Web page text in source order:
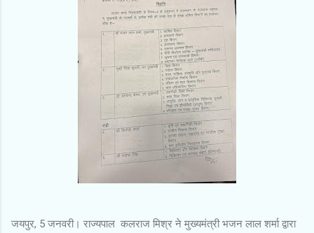
जयपुर, 5 जनवरी। राज्यपाल कलराज मिश्र ने मुख्यमंत्री भजन लाल शर्मा द्वारा